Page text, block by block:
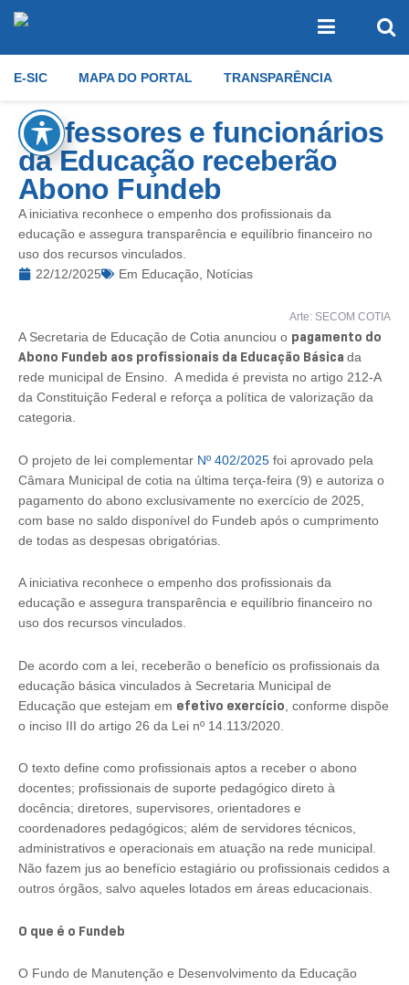
E-SIC MAPA DO PORTAL TRANSPARÊNCIA
Professores e funcionários
da Educação receberão
Abono Fundeb
A iniciativa reconhece o empenho dos profissionais da
educação e assegura transparência e equilíbrio financeiro no
uso dos recursos vinculados.
22/12/2025
Em Educação Notícias
Arte: SECOM COTIA
A Secretaria de Educação de Cotia anunciou o pagamento do
Abono Fundeb aos profissionais da Educação Básica da
rede municipal de Ensino. A medida é prevista no artigo 212-A
da Constituição Federal e reforça a política de valorização da
categoria.
O projeto de lei complementar Nº 402/2025 foi aprovado pela
Câmara Municipal de cotia na última terça-feira (9) e autoriza o
pagamento do abono exclusivamente no exercício de 2025,
com base no saldo disponível do Fundeb após o cumprimento
de todas as despesas obrigatórias.
A iniciativa reconhece o empenho dos profissionais da
educação e assegura transparência e equilíbrio financeiro no
uso dos recursos vinculados.
De acordo com a lei, receberão o benefício os profissionais da
educação básica vinculados à Secretaria Municipal de
Educação que estejam em efetivo exercício , conforme dispõe
o inciso III do artigo 26 da Lei nº 14.113/2020.
O texto define como profissionais aptos a receber o abono
docentes; profissionais de suporte pedagógico direto à
docência; diretores, supervisores, orientadores e
coordenadores pedagógicos; além de servidores técnicos,
administrativos e operacionais em atuação na rede municipal.
Não fazem jus ao benefício estagiário ou profissionais cedidos a
outros órgãos, salvo aqueles lotados em áreas educacionais.
O que é o Fundeb
O Fundo de Manutenção e Desenvolvimento da Educação